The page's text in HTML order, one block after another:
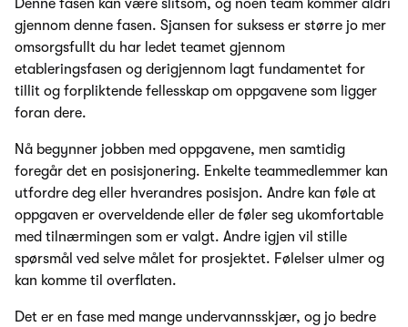
Denne fasen kan være slitsom, og noen team kommer aldri
gjennom denne fasen. Sjansen for suksess er større jo mer
omsorgsfullt du har ledet teamet gjennom
etableringsfasen og derigjennom lagt fundamentet for
tillit og forpliktende fellesskap om oppgavene som ligger
foran dere.
Nå begynner jobben med oppgavene, men samtidig
foregår det en posisjonering. Enkelte teammedlemmer kan
utfordre deg eller hverandres posisjon. Andre kan føle at
oppgaven er overveldende eller de føler seg ukomfortable
med tilnærmingen som er valgt. Andre igjen vil stille
spørsmål ved selve målet for prosjektet. Følelser ulmer og
kan komme til overflaten.
Det er en fase med mange undervannsskjær, og jo bedre